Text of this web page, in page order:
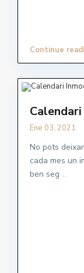
Continue
Ene 03, 2021
No pots
cada mes un
ben seg ...